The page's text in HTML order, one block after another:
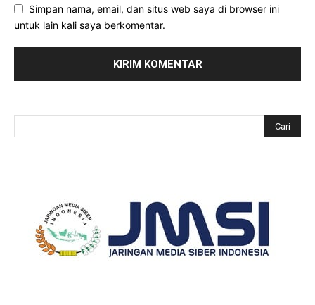
Simpan nama, email, dan situs web saya di browser ini
untuk lain kali saya berkomentar.